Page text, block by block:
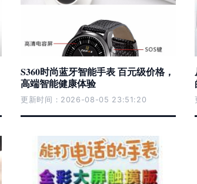
S360时尚蓝牙智能手表 百元级价格，
高端智能健康体验
更新时间：2026-08-05 23:51:20